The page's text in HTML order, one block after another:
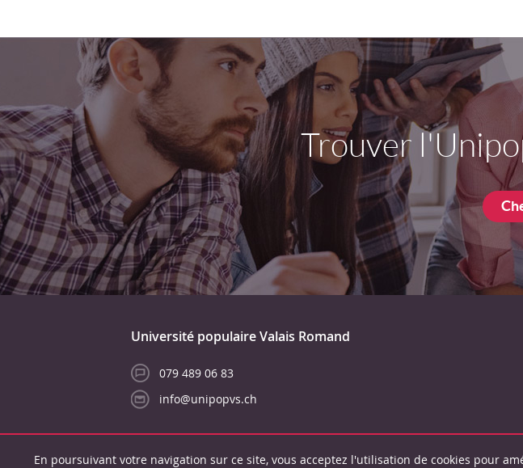
Trouver
Université populaire Valais Romand
079 489 06 83
info@unipopvs.ch
En poursuivant votre navigation sur ce site, vous acceptez l'utilisation de cookies pour